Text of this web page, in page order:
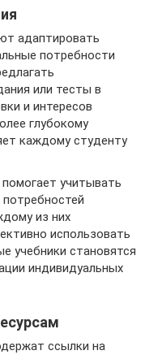
адаптировать
потребности
или тесты в
и интересов
глубокому
каждому студенту
учитывать
из них
использовать
учебники становятся
индивидуальных
ссылки на